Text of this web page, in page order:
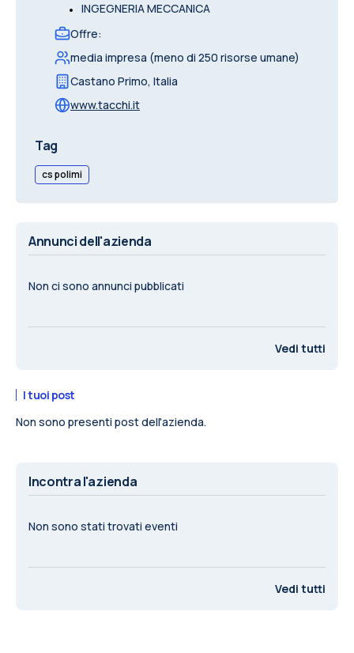
• INGEGNERIA MECCANICA
Offre:
media impresa (meno di 250 risorse umane)
Castano Primo, Italia
www.tacchi.it
Tag
cs polimi
Annunci dell'azienda
Non ci sono annunci pubblicati
Vedi tutti
I tuoi post
Non sono presenti post dell'azienda.
Incontra l'azienda
Non sono stati trovati eventi
Vedi tutti